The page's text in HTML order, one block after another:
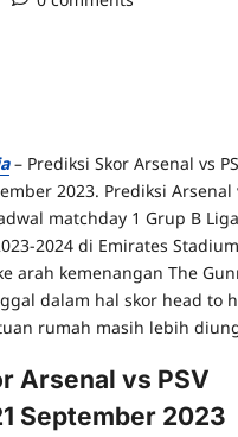
– Prediksi Skor Arsenal vs
2023. Prediksi Arsenal
matchday 1 Grup B Liga
2024 di Emirates
arah kemenangan The
dalam hal skor head to
rumah masih lebih
Arsenal vs PSV
September 2023